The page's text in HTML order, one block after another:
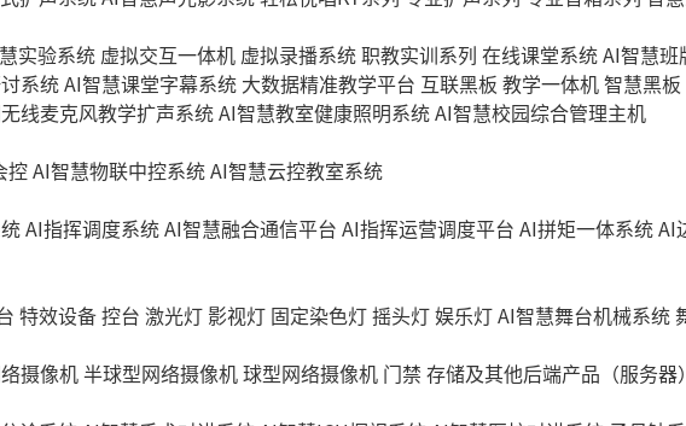
实验系统 虚拟交互一体机 虚拟录播系统职教实训系列 在线课堂系统AI智慧班
系统AI智慧课堂字幕系统 大数据精准教学平台 互联黑板 教学一体机智慧黑板
线麦克风教学扩声系统AI智慧教室健康照明系统AI智慧校园综合管理主机
控AI智慧物联中控系统AI智慧云控教室系统
AI指挥调度系统AI智慧融合通信平台 AI指挥运营调度平台 AI拼矩一体系统AI
特效设备控台 激光灯 影视灯 固定染色灯摇头灯娱乐灯AI智慧舞台机械系统
摄像机半球型网络摄像机球型网络摄像机 门禁 存储及其他后端产品（服务器）